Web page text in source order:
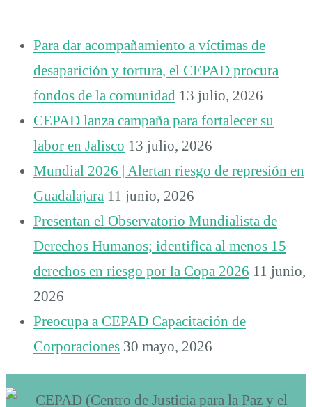
Para dar acompañamiento a víctimas de
desaparición y tortura, el CEPAD procura
fondos de la comunidad 13 julio, 2026
CEPAD lanza campaña para fortalecer su
labor en Jalisco 13 julio, 2026
Mundial 2026 | Alertan riesgo de represión en
Guadalajara 11 junio, 2026
Presentan el Observatorio Mundialista de
Derechos Humanos; identifica al menos 15
derechos en riesgo por la Copa 2026 11 junio,
2026
Preocupa a CEPAD Capacitación de
Corporaciones 30 mayo, 2026